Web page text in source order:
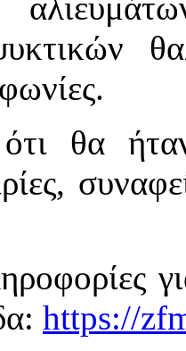
θα
https://